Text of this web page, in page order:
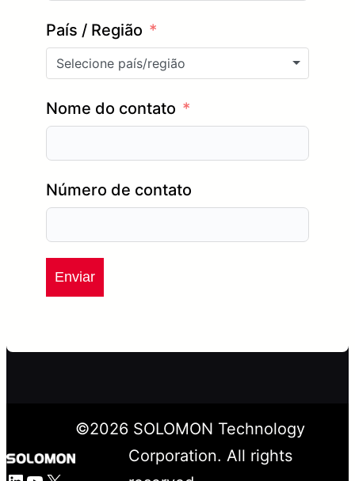
País / Região
Selecione país/região
Nome do contato
Número de contato
Enviar
LinkedIn
YouTube
X
©2026SOLOMON Technology
Corporation. All rights